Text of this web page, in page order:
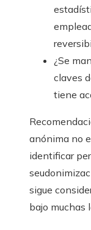
¿Se
claves
tiene
anónima no
identificar
sigue
bajo muchas